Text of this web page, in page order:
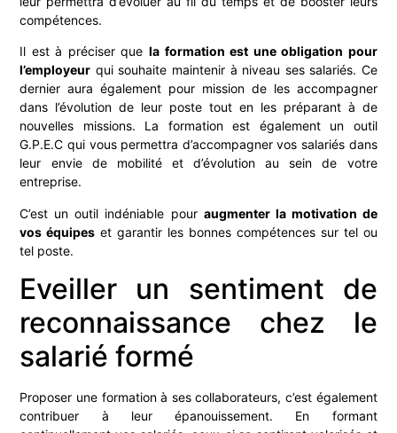
compétences.
Il est à préciser que la formation est une obligation pour
l’employeur qui souhaite maintenir à niveau ses salariés. Ce
dernier aura également pour mission de les accompagner
dans l’évolution de leur poste tout en les préparant à de
nouvelles missions. La formation est également un outil
G.P.E.C qui vous permettra d’accompagner vos salariés dans
leur envie de mobilité et d’évolution au sein de votre
entreprise.
C’est un outil indéniable pour augmenter la motivation de
vos équipes et garantir les bonnes compétences sur tel ou
tel poste.
Eveiller un sentiment de
reconnaissance chez le
salarié formé
Proposer une formation à ses collaborateurs, c’est également
contribuer à leur épanouissement. En formant